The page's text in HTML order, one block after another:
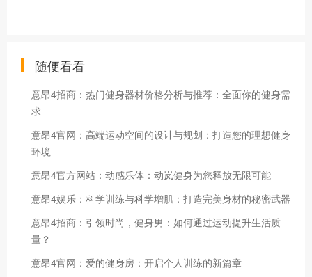
随便看看
意昂4招商：热门健身器材价格分析与推荐：全面你的健身需
求
意昂4官网：高端运动空间的设计与规划：打造您的理想健身
环境
意昂4官方网站：动感乐体：动岚健身为您释放无限可能
意昂4娱乐：科学训练与科学增肌：打造完美身材的秘密武器
意昂4招商：引领时尚，健身男：如何通过运动提升生活质
量？
意昂4官网：爱的健身房：开启个人训练的新篇章